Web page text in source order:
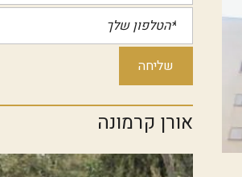
אורן קרמונה